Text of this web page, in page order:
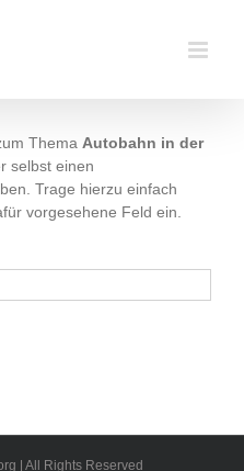
Thema Autobahn in der
selbst einen
Trage hierzu einfach
vorgesehene Feld ein.
| All Rights Reserved